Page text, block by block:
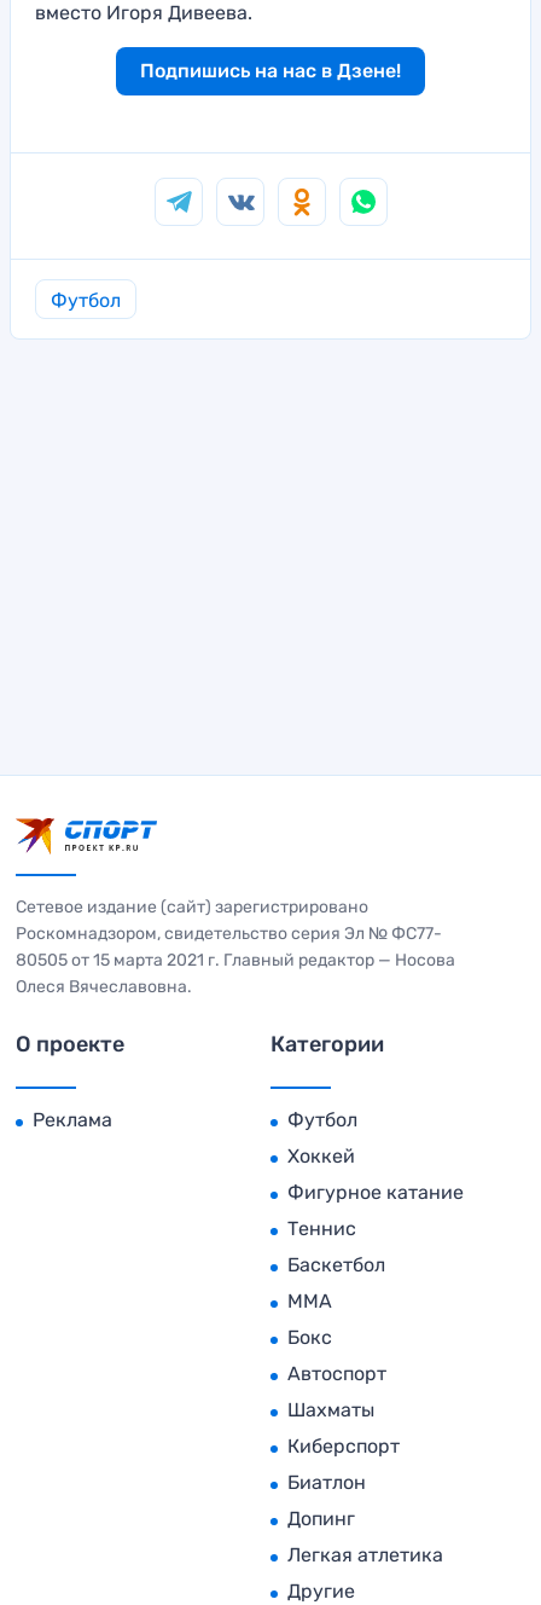
вместо Игоря Дивеева.
Подпишись на нас в Дзене!
Футбол
Сетевое издание (сайт) зарегистрировано
Роскомнадзором, свидетельство серия Эл № ФС77-
80505 от 15 марта 2021 г. Главный редактор — Носова
Олеся Вячеславовна.
О проекте
Реклама
Категории
Футбол
Хоккей
Фигурное катание
Теннис
Баскетбол
MMA
Бокс
Автоспорт
Шахматы
Киберспорт
Биатлон
Допинг
Легкая атлетика
Другие